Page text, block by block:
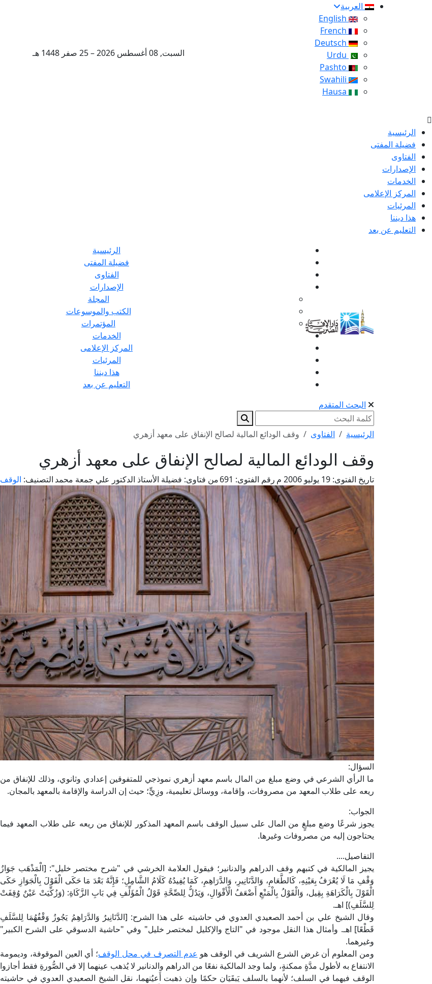
العربية
السبت, 08 أغسطس 2026 – 25 صفر 1448 هـ
الرئيسية
فضيلة المفتى
الفتاوى
الإصدارات
الخدمات
المركز الإعلامى
المرئيات
هذا ديننا
التعليم عن بعد
الرئيسية
فضيلة المفتى
الفتاوى
الإصدارات
المجلة
الكتب والموسوعات
المؤتمرات
الخدمات
المركز الإعلامى
المرئيات
هذا ديننا
التعليم عن بعد
البحث المتقدم
الرئيسية الفتاوى وقف الودائع المالية لصالح الإنفاق على معهد أزهري
وقف الودائع المالية لصالح الإنفاق على معهد أزهري
تاريخ الفتوى: رقم الفتوى: من فتاوى: فضيلة الأستاذ الدكتور علي جمعة محمد التصنيف: الوقف
السؤال:
ما الرأي الشرعي في وضع مبلغ من المال باسم معهد أزهري نموذجي للمتفوقين إعدادي وثانوي، وذلك للإنفاق من
ريعه على طلاب المعهد من مصروفات، وإقامة، ووسائل تعليمية، وزِيٍّ؛ حيث إن الدراسة والإقامة بالمعهد بالمجان.
الجواب:
يجوز شرعًا وضع مبلغٍ من المال على سبيل الوقف باسم المعهد المذكور للإنفاق من ريعه على طلاب المعهد فيما
يحتاجون إليه من مصروفات وغيرها.
التفاصيل....
يجيز المالكية في كتبهم وقف الدراهم والدنانير؛ فيقول العلامة الخرشي في "شرح مختصر خليل": [الْمَذْهَب جَوَازُ
وَقْفِ مَا لَا يُعْرَفُ بِعَيْنِهِ، كَالطَّعَامِ، وَالدَّنَانِيرِ، وَالدَّرَاهِمِ، كَمَا يُفِيدُهُ كَلَامُ الشَّامِلِ؛ فَإِنَّهُ بَعْدَ مَا حَكَى الْقَوْلَ بِالْجَوَازِ حَكَى
الْقَوْلَ بِالْكَرَاهَةِ بِقِيل، وَالْقَوْلُ بِالْمَنْعِ أَضْعَفُ الْأَقْوَالِ، وَيَدُلُّ لِلصِّحَّةِ قَوْلُ الْمُؤَلِّفِ فِي بَابِ الزَّكَاةِ: (وَزُكِّيَتْ عَيْنٌ وُقِفَتْ
لِلسَّلَفِ)] اهـ.
وقال الشيخ علي بن أحمد الصعيدي العدوي في حاشيته على هذا الشرح: [الدَّنَانِيرُ وَالدَّرَاهِمُ يَجُوزُ وَقْفُهُمَا لِلسَّلَفِ
قَطْعًا] اهـ. وأمثال هذا النقل موجود في "التاج والإكليل لمختصر خليل" وفي "حاشية الدسوقي على الشرح الكبير"
وغيرهما.
ومن المعلوم أن غرض الشرع الشريف في الوقف هو عدم التصرف في محل الوقف؛ أي العين الموقوفة، وديمومة
الانتفاع به لأطول مدَّةٍ ممكنةٍ، ولما وجد المالكية نفعًا من الدراهم والدنانير لا يُذهب عينهما إلا في الصُّورةِ فقط أجازوا
الوقف فيهما في السلف؛ لأنهما بالسلف يَبقَيَان حكمًا وإن ذهبت أَعيُنهما، نقل الشيخ الصعيدي العدوي في حاشيته